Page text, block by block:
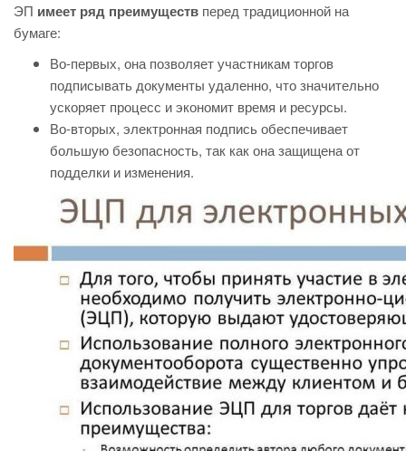
ЭП имеет ряд преимуществ перед традиционной на
бумаге:
Во-первых, она позволяет участникам торгов
подписывать документы удаленно, что значительно
ускоряет процесс и экономит время и ресурсы.
Во-вторых, электронная подпись обеспечивает
большую безопасность, так как она защищена от
подделки и изменения.